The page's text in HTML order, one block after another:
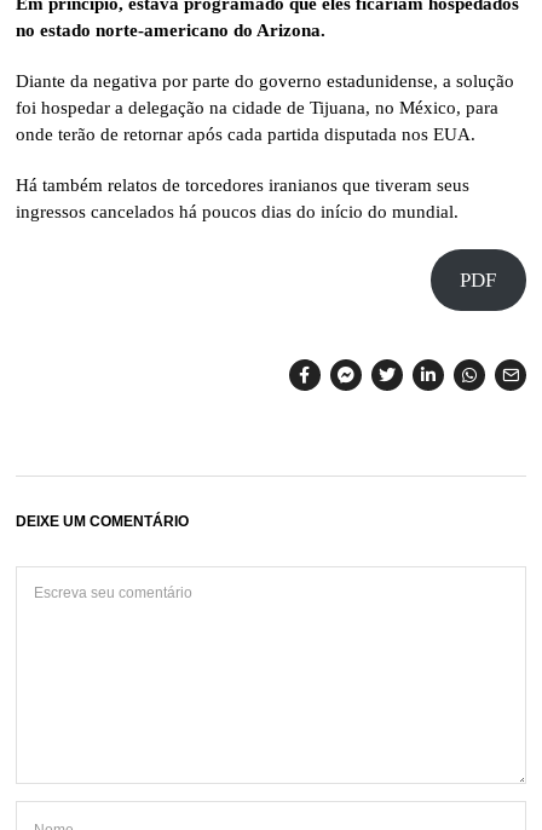
no estado norte-americano do Arizona.
Diante da negativa por parte do governo estadunidense, a solução
foi hospedar a delegação na cidade de Tijuana, no México, para
onde terão de retornar após cada partida disputada nos EUA.
Há também relatos de torcedores iranianos que tiveram seus
ingressos cancelados há poucos dias do início do mundial.
PDF
DEIXE UM COMENTÁRIO